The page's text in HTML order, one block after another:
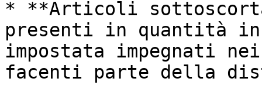
* **Articoli
presenti in quantità
impostata impegnati
facenti parte della